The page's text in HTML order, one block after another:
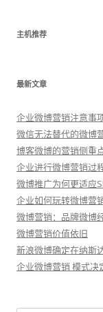
主机推荐
最新文章
企业微博营销注意事
微信无法替代的微博
博客微博的营销侧重
企业进行微博营销过
微博推广为何更适应
企业如何玩转微博营
微博营销：品牌微博
微博营销价值依旧
新浪微博确定在纳斯
企业微博营销 模式决